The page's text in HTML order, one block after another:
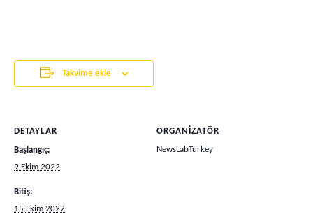
Takvime ekle
DETAYLAR
Başlangıç:
9 Ekim 2022
Bitiş:
15 Ekim 2022
ORGANIZATÖR
NewsLabTurkey